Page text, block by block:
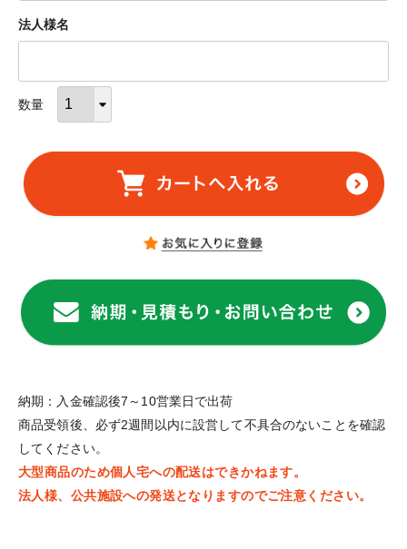
法人様名
納期：入金確認後7～10営業日で出荷
商品受領後、必ず2週間以内に設営して不具合のないことを確認
してください。
大型商品のため個人宅への配送はできかねます。
法人様、公共施設への発送となりますのでご注意ください。